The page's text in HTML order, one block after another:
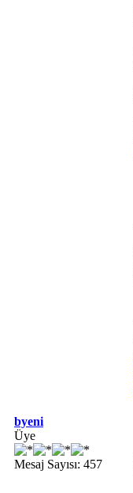
byeni
Üye
Mesaj Sayısı: 457